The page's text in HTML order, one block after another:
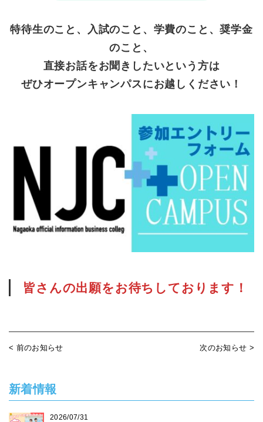
特待生のこと、入試のこと、学費のこと、奨学金
のこと、
直接お話をお聞きしたいという方は
ぜひオープンキャンパスにお越しください！
皆さんの出願をお待ちしております！
< 前のお知らせ 次のお知らせ >
新着情報
2026/07/31